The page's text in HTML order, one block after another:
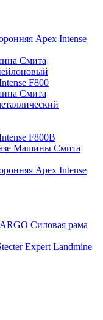
Apex Intense
Смита
F800
Смита
F800B
Машины Смита
Apex Intense
Силовая рама
Expert Landmine